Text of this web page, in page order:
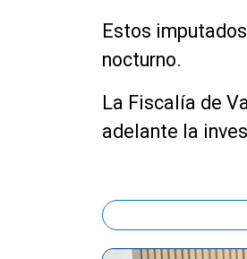
o
d
e
a
u
o
Estos
nocturno.
La Fiscalía de
adelante la